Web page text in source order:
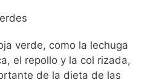
verde, como la lechuga
el repollo y la col rizada,
de la dieta de las